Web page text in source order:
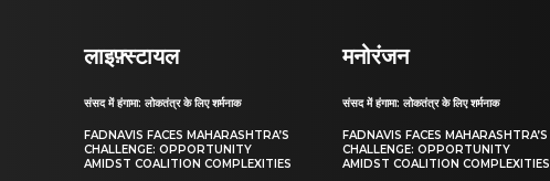
लाइफ़्स्टायल
संसद में हंगामा: लोकतंत्र के लिए शर्मनाक
FADNAVIS FACES MAHARASHTRA’S
CHALLENGE: OPPORTUNITY
AMIDST COALITION COMPLEXITIES
मनोरंजन
संसद में हंगामा: लोकतंत्र के लिए शर्मनाक
FADNAVIS FACES MAHARASHTRA’S
CHALLENGE: OPPORTUNITY
AMIDST COALITION COMPLEXITIES